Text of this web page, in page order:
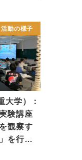
活動の様子
大学）：
験講座
観察す
を行…